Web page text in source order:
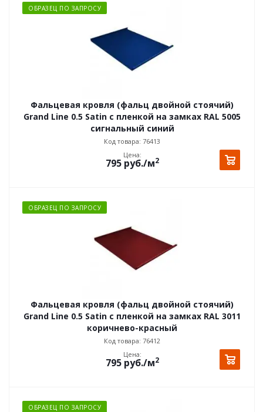
ОБРАЗЕЦ ПО ЗАПРОСУ
Фальцевая кровля (фальц двойной стоячий)
Grand Line 0.5 Satin с пленкой на замках RAL 5005
сигнальный синий
Код товара: 76413
Цена:
795руб./м2
ОБРАЗЕЦ ПО ЗАПРОСУ
Фальцевая кровля (фальц двойной стоячий)
Grand Line 0.5 Satin с пленкой на замках RAL 3011
коричнево-красный
Код товара: 76412
Цена:
795руб./м2
ОБРАЗЕЦ ПО ЗАПРОСУ